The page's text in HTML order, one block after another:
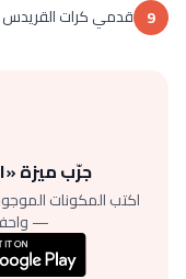
9 قدمي كرات
جرّب ميزة
اكتب المكونات
—